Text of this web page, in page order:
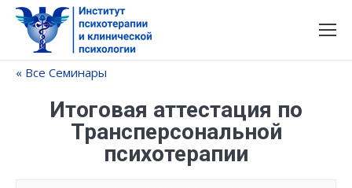
« Все Семинары
Итоговая аттестация по
Трансперсональной
психотерапии